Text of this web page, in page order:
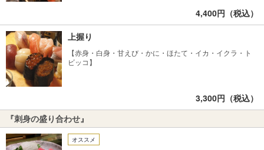
4,400円（税込）
上握り
【赤身・白身・甘えび・かに・ほたて・イカ・イクラ・ト
ビッコ】
3,300円（税込）
『刺身の盛り合わせ』
オススメ